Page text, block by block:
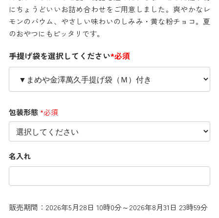
にちょうどいいお詰め合わせをご用意しました。爽やかなレ
モンのバウム、やさしい味わいのしみみ・黄な粉チョコ。夏
のおやつにもピッタリです。
手提げ袋を選択してください*必須
包装形態*必須
名入れ
販売期間：2026年5月28日 10時0分～2026年8月31日 23時59分